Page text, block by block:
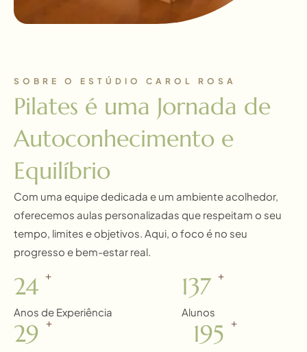
SOBRE O ESTÚDIO CAROL ROSA
Pilates é uma Jornada de
Autoconhecimento e
Equilíbrio
Com uma equipe dedicada e um ambiente acolhedor,
oferecemos aulas personalizadas que respeitam o seu
tempo, limites e objetivos. Aqui, o foco é no seu
progresso e bem-estar real.
25 +
Anos de Experiência
140
Alunos
30 + 200